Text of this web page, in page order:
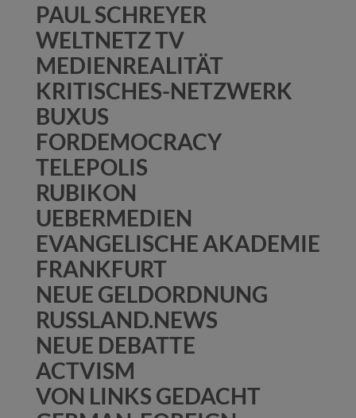
PAUL SCHREYER
WELTNETZ TV
MEDIENREALITÄT
KRITISCHES-NETZWERK
BUXUS
FORDEMOCRACY
TELEPOLIS
RUBIKON
UEBERMEDIEN
EVANGELISCHE AKADEMIE
FRANKFURT
NEUE GELDORDNUNG
RUSSLAND.NEWS
NEUE DEBATTE
ACTVISM
VON LINKS GEDACHT